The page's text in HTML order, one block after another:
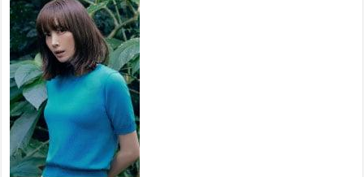
НИЙСЛЭЛ, АЙМГИЙН
УДИРДЛАГУУДЫН АЖЛЫГ
ХҮНД СУРТЛЫГ БУУРУУЛЖ,
ИРГЭД, АЖ АХУЙН НЭГЖИЙН
АЧААГ ХЭРХЭН ХӨНГӨЛСНӨӨР ДҮГНЭНЭ
2026 оны 7 сар 21 / 10 цаг 09 минут
Байнгын хорооны дарга
М.Мандхай Цөлжилттэй
тэмцэх тухай НҮБ-ын
конвенцын талуудын 17 дугаар
бага хурал (СОР17)-ын бэлтгэл ажлын явцтай